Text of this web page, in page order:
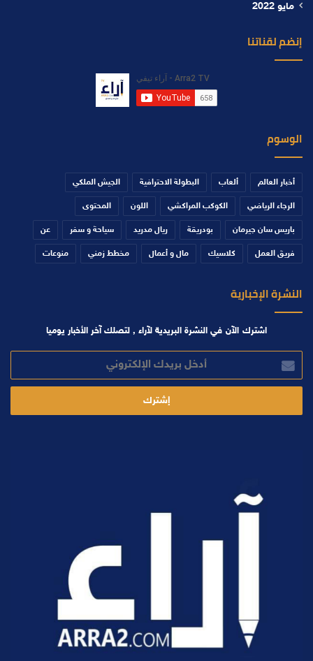
مايو 2022
إنضم لقناتنا
الوسوم
أخبار العالم ألعاب البطولة الاحترافية الجيش الملكي
الرجاء الرياضي الكوكب المراكشي اللون المحتوى
باريس سان جيرمان بودريقة ريال مدريد سياحة و سفر عن
فريق العمل كلاسيك مال و أعمال مخطط زمني منوعات
النشرة الإخبارية
اشترك الآن في النشرة البريدية لآراء , لتصلك آخر الأخبار يوميا
بريدك
الإلكتروني